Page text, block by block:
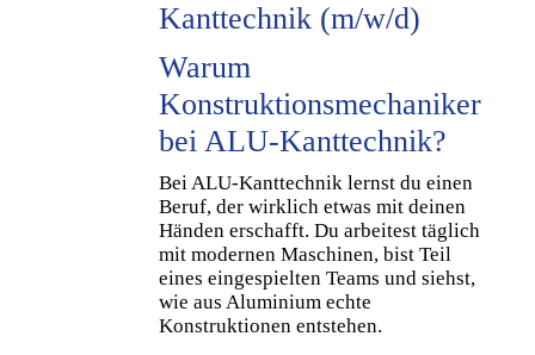
Kanttechnik (m/w/d)
Warum
Konstruktionsmechaniker
bei ALU-Kanttechnik?
Bei ALU-Kanttechnik lernst du einen
Beruf, der wirklich etwas mit deinen
Händen erschafft. Du arbeitest täglich
mit modernen Maschinen, bist Teil
eines eingespielten Teams und siehst,
wie aus Aluminium echte
Konstruktionen entstehen.